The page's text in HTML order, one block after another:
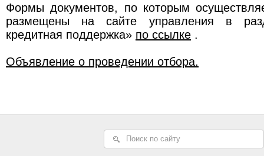
Формы документов, по которым
размещены на сайте управления в
кредитная поддержка» по ссылке .
Объявление о проведении отбора.